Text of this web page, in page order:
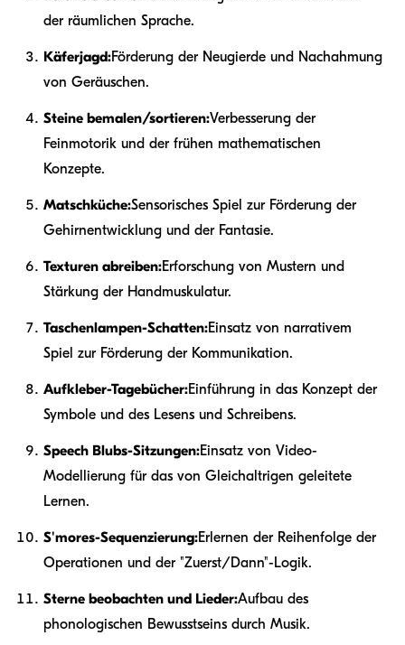
der räumlichen Sprache.
Käferjagd:Förderung der Neugierde und Nachahmung
von Geräuschen.
Steine bemalen/sortieren:Verbesserung der
Feinmotorik und der frühen mathematischen
Konzepte.
Matschküche:Sensorisches Spiel zur Förderung der
Gehirnentwicklung und der Fantasie.
Texturen abreiben:Erforschung von Mustern und
Stärkung der Handmuskulatur.
Taschenlampen-Schatten:Einsatz von narrativem
Spiel zur Förderung der Kommunikation.
Aufkleber-Tagebücher:Einführung in das Konzept der
Symbole und des Lesens und Schreibens.
Speech Blubs-Sitzungen:Einsatz von Video-
Modellierung für das von Gleichaltrigen geleitete
Lernen.
S'mores-Sequenzierung:Erlernen der Reihenfolge der
Operationen und der "Zuerst/Dann"-Logik.
Sterne beobachten und Lieder:Aufbau des
phonologischen Bewusstseins durch Musik.